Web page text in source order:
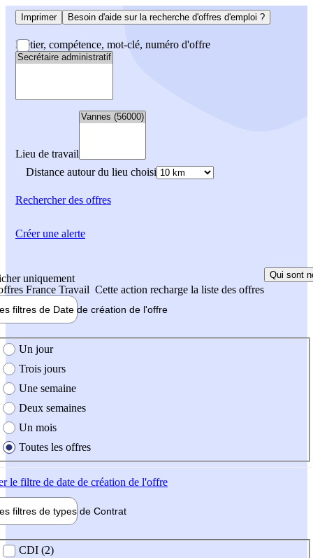
Imprimer Besoin d'aide sur la recherche d'offres d'emploi ?
Métier, compétence, mot-clé, numéro d'offre
Lieu de travail
Distance autour du lieu choisi
Rechercherdes offres
uniquement
France Travail Cette action recharge la liste des offres
Qui sont
filtres de Date de création de l'offre
création de l'offre
Un jour
Trois jours
Une semaine
Deux semaines
Un mois
Toutes les offres
le filtre de date de création de l'offre
filtres de types de Contrat
contrat
CDI (2)
Créer une alerte